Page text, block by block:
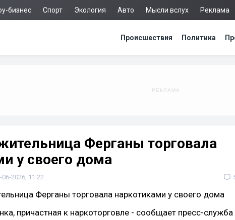
бизнес Спорт Экология Авто Мысли вслух Реклама
Происшествия Политика
Ферганы торговала
у своего дома
06-2026, 11:22
причастная к наркоторговле - сообщает пресс-служба